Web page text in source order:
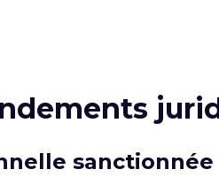
sanctionnée